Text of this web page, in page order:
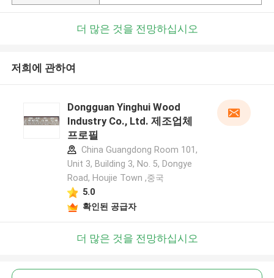
더 많은 것을 전망하십시오
저희에 관하여
Dongguan Yinghui Wood
Industry Co., Ltd. 제조업체
프로필
China Guangdong Room 101,
Unit 3, Building 3, No. 5, Dongye
Road, Houjie Town ,중국
5.0
확인된 공급자
더 많은 것을 전망하십시오